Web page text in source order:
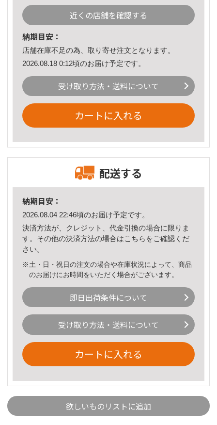
近くの店舗を確認する
納期目安：
店舗在庫不足の為、取り寄せ注文となります。
2026.08.18 0:12頃のお届け予定です。
受け取り方法・送料について
カートに入れる
配送する
納期目安：
2026.08.04 22:46頃のお届け予定です。
決済方法が、クレジット、代金引換の場合に限りま
す。その他の決済方法の場合はこちら をご確認くだ
さい。
※土・日・祝日の注文の場合や在庫状況によって、商品
のお届けにお時間をいただく場合がございます。
即日出荷条件について
受け取り方法・送料について
カートに入れる
欲しいものリストに追加